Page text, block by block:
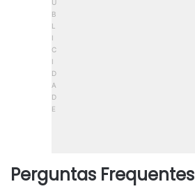
Perguntas Frequentes